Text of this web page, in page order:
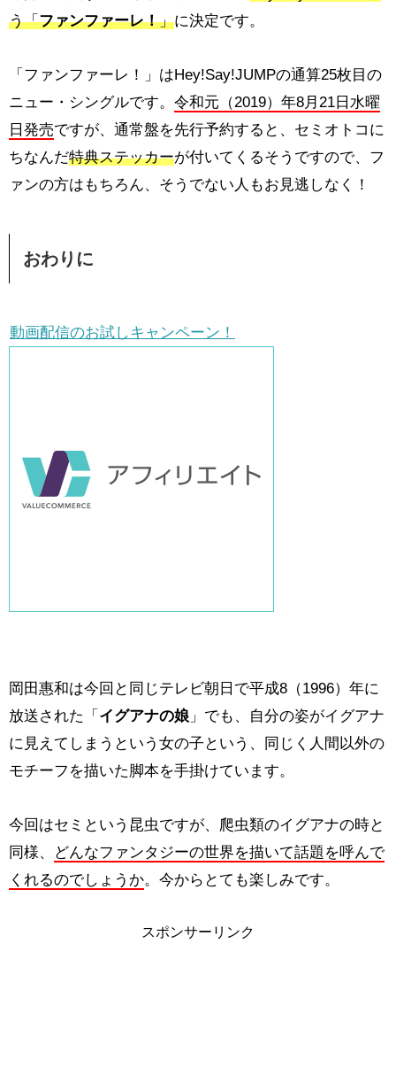
う「ファンファーレ！」に決定です。
「ファンファーレ！」はHey!Say!JUMPの通算25枚目の
ニュー・シングルです。 令和元（2019）年8月21日水曜
日発売ですが、通常盤を先行予約すると、セミオトコに
ちなんだ特典ステッカーが付いてくるそうですので、フ
ァンの方はもちろん、そうでない人もお見逃しなく！
おわりに
動画配信のお試しキャンペーン！
岡田惠和は今回と同じテレビ朝日で平成8（1996）年に
放送された「 イグアナの娘 」でも、自分の姿がイグアナ
に見えてしまうという女の子という、同じく人間以外の
モチーフを描いた脚本を手掛けています。
今回はセミという昆虫ですが、爬虫類のイグアナの時と
同様、
どんなファンタジーの世界を描いて話題を呼んで
くれるのでしょうか。今からとても楽しみです。
スポンサーリンク